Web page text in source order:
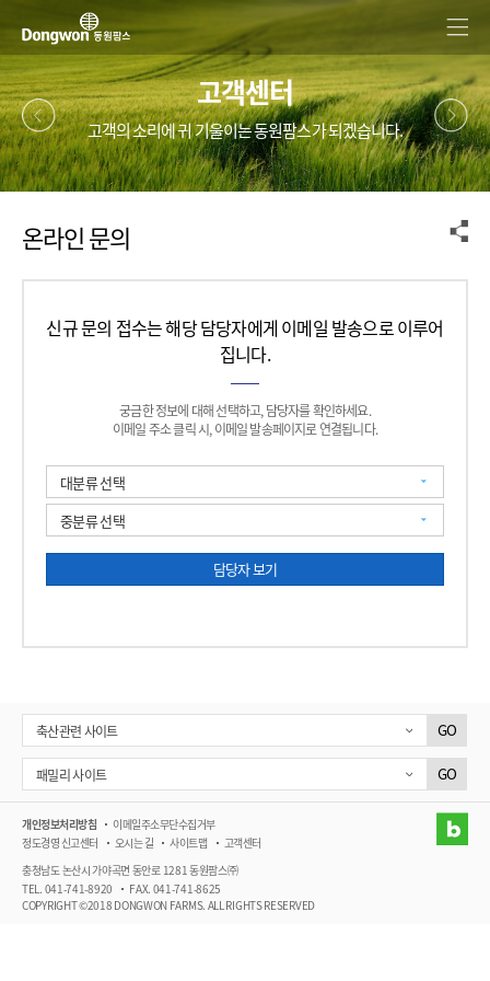
고객센터
고객의 소리에 귀 기울이는 동원팜스가 되겠습니다.
온라인 문의
신규 문의 접수는 해당 담당자에게 이메일 발송으로 이루어
집니다.
궁금한 정보에 대해 선택하고, 담당자를 확인하세요.
이메일 주소 클릭 시, 이메일 발송페이지로 연결됩니다.
대분류 선택
중분류 선택
담당자 보기
축산관련 사이트 GO
패밀리 사이트 GO
개인정보처리방침
이메일주소무단수집거부
정도경영 신고센터
오시는 길 사이트맵
고객센터
충청남도 논산시 가야곡면 동안로 1281 동원팜스㈜
TEL. 041-741-8920
FAX. 041-741-8625
COPYRIGHT ©2018 DONGWON FARMS. ALL RIGHTS RESERVED